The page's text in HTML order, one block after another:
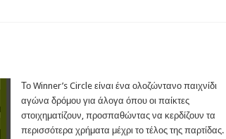
Το Winner’s Circle είναι ένα ολοζώντανο παιχνίδι
αγώνα δρόμου για άλογα όπου οι παίκτες
στοιχηματίζουν, προσπαθώντας να κερδίζουν τα
περισσότερα χρήματα μέχρι το τέλος της παρτίδας.